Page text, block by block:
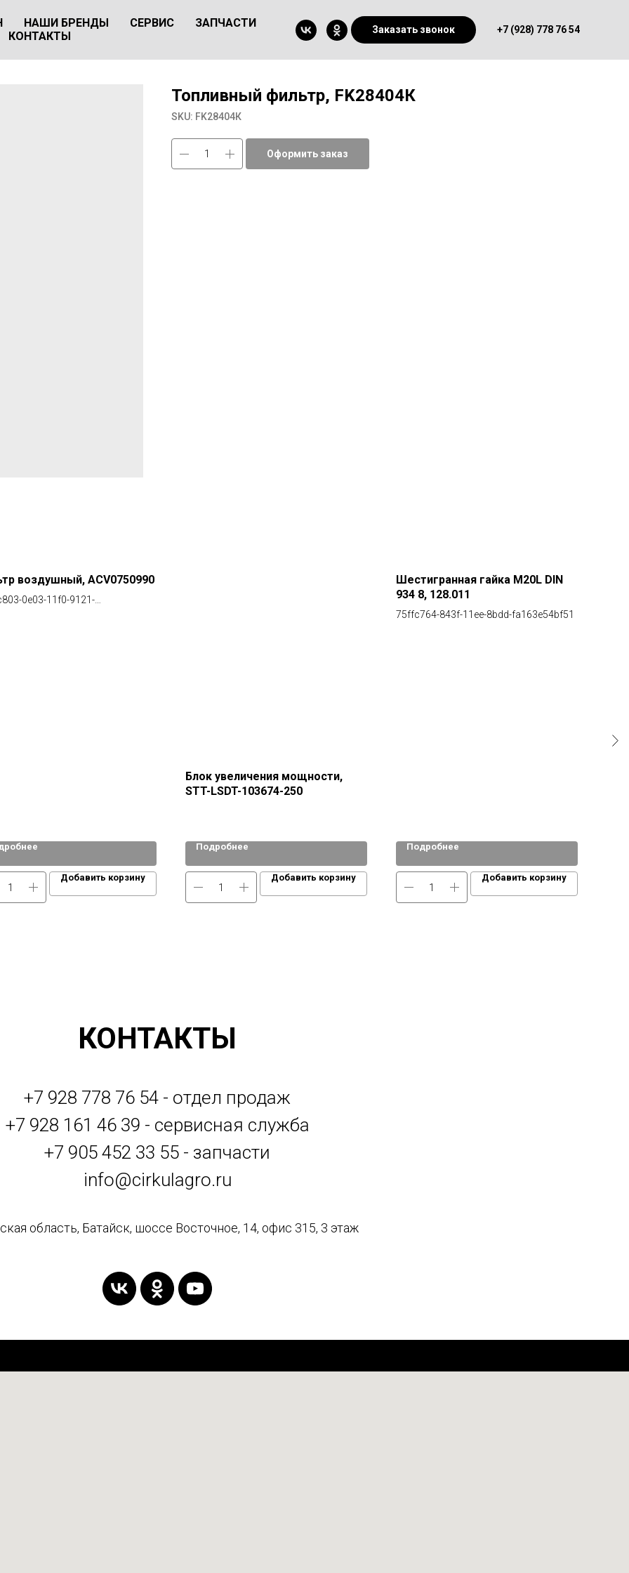
НАШИ БРЕНДЫ СЕРВИС
ЗАПЧАСТИ
КОНТАКТЫ
Заказать звонок +7 (928) 778 76 54
Топливный фильтр, FK28404К
SKU: FK28404К
Оформить заказ
воздушный, ACV0750990
0e03-11f0-9121-
Добавить корзину
Блок увеличения мощности,
STT-LSDT-103674-250
Подробнее
Добавить корзину
Шестигранная гайка M20L DIN
934 8, 128.011
75ffc764-843f-11ee-8bdd-fa163e54bf51
Подробнее
Добавить корзину
КОНТАКТЫ
+7 928 778 76 54 - отдел продаж
+7 928 161 46 39 - сервисная служба
+7 905 452 33 55 - запчасти
info@cirkulagro.ru
область, Батайск, шоссе Восточное, 14, офис 315, 3 этаж